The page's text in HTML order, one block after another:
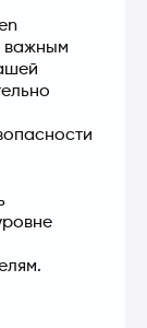
важным